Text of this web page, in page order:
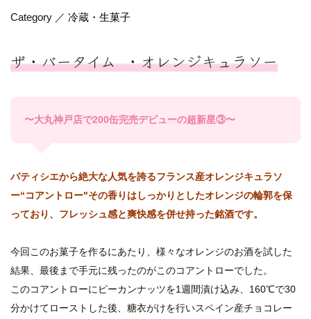
Category ／ 冷蔵・生菓子
ザ・バータイム ・オレンジキュラソー
〜大丸神戸店で200缶完売デビューの超新星③〜
パティシエから絶大な人気を誇るフランス産オレンジキュラソ
ー“コアントロー"その香りはしっかりとしたオレンジの輪郭を保
っており、フレッシュ感と爽快感を併せ持った銘酒です。
今回このお菓子を作るにあたり、様々なオレンジのお酒を試した
結果、最後まで手元に残ったのがこのコアントローでした。
このコアントローにピーカンナッツを1週間漬け込み、160℃で30
分かけてローストした後、糖衣がけを行いスペイン産チョコレー